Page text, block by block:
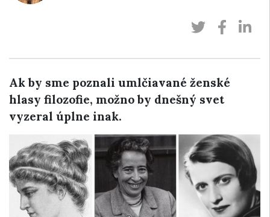
Ak by sme poznali umlčiavané ženské
hlasy filozofie, možno by dnešný svet
vyzeral úplne inak.